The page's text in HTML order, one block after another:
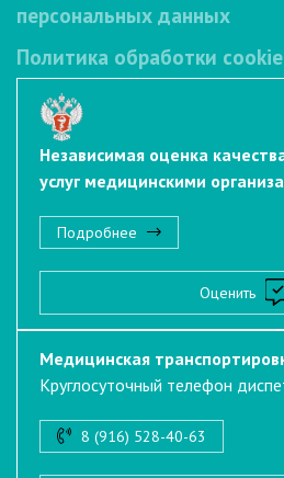
персональных данных
Политика обработки
Независимая оценка
услуг медицинскими
Подробнее
Оценить
Медицинская
Круглосуточный телефон
8 (916) 528-40-63